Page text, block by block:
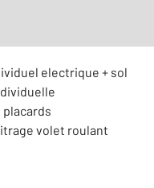
electrique + sol
volet roulant